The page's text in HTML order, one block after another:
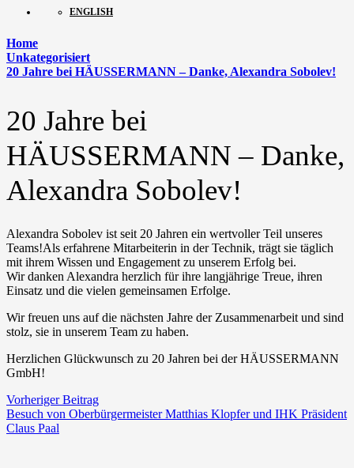
ENGLISH
Home
Unkategorisiert
20 Jahre bei HÄUSSERMANN – Danke, Alexandra Sobolev!
20 Jahre bei
HÄUSSERMANN – Danke,
Alexandra Sobolev!
Alexandra Sobolev ist seit 20 Jahren ein wertvoller Teil unseres
Teams!Als erfahrene Mitarbeiterin in der Technik, trägt sie täglich
mit ihrem Wissen und Engagement zu unserem Erfolg bei.
Wir danken Alexandra herzlich für ihre langjährige Treue, ihren
Einsatz und die vielen gemeinsamen Erfolge.
Wir freuen uns auf die nächsten Jahre der Zusammenarbeit und sind
stolz, sie in unserem Team zu haben.
Herzlichen Glückwunsch zu 20 Jahren bei der HÄUSSERMANN
GmbH!
Vorheriger Beitrag
Besuch von Oberbürgermeister Matthias Klopfer und IHK Präsident
Claus Paal